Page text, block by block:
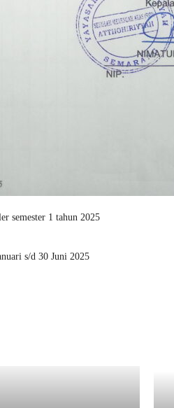
semester 1 tahun 2025
s/d 30 Juni 2025